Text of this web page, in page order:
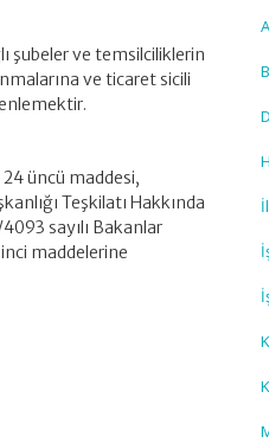
şubeler ve temsilciliklerin
ve ticaret sicili
24 üncü maddesi,
Teşkilatı Hakkında
sayılı Bakanlar
maddelerine